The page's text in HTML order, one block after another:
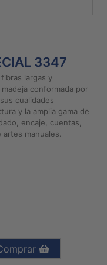
3347
largas y
conformada por
cualidades
y la amplia gama de
encaje, cuentas,
manuales.